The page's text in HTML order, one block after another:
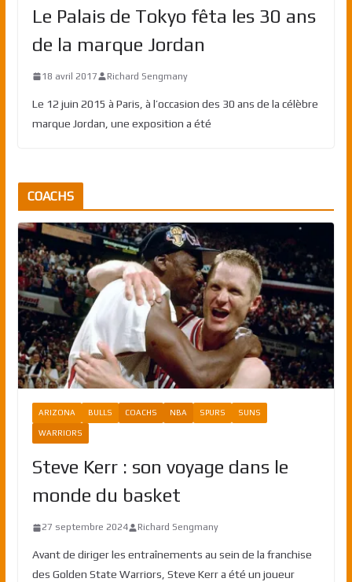
Le Palais de Tokyo fêta les 30 ans
de la marque Jordan
18 avril 2017 Richard Sengmany
Le 12 juin 2015 à Paris, à l’occasion des 30 ans de la célèbre
marque Jordan, une exposition a été
COACHS
ARIZONA BULLS COACHS NBA SPURS SUNS
WARRIORS
Steve Kerr : son voyage dans le
monde du basket
27 septembre 2024 Richard Sengmany
Avant de diriger les entraînements au sein de la franchise
des Golden State Warriors, Steve Kerr a été un joueur